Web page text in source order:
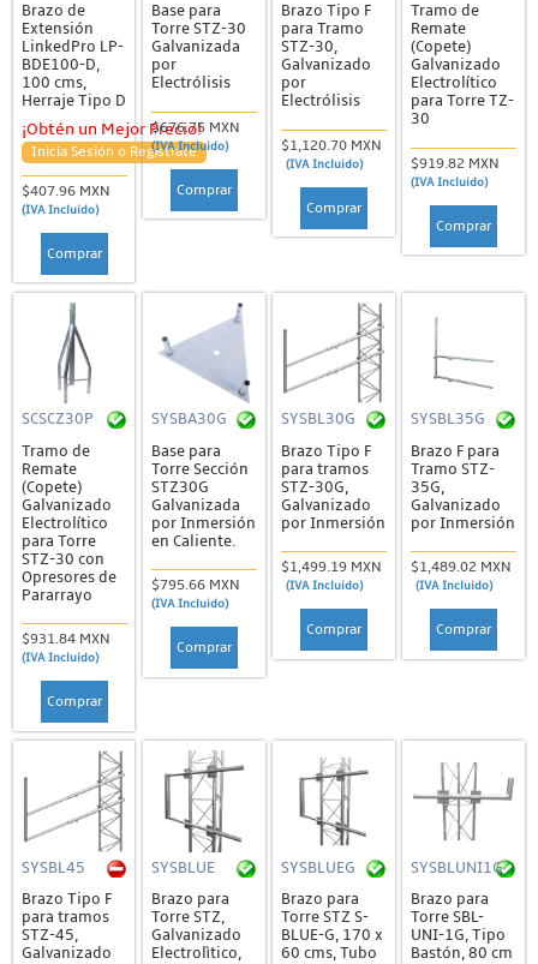
Brazo de
Extensión
LinkedPro LP-
BDE100-D,
100 cms,
Herraje Tipo D
¡Obtén un Mejor Precio!
Inicia Sesión o Regístrate
$407.96 MXN
(IVA Incluido)
Comprar
Base para
Torre STZ-30
Galvanizada
por
Electrólisis
$676.75 MXN
(IVA Incluido)
Comprar
Brazo Tipo F
para Tramo
STZ-30,
Galvanizado
por
Electrólisis
$1,120.70 MXN
(IVA Incluido)
Comprar
Tramo de
Remate
(Copete)
Galvanizado
Electrolítico
para Torre TZ-
30
$919.82 MXN
(IVA Incluido)
Comprar
SCSCZ30P
Tramo de
Remate
(Copete)
Galvanizado
Electrolítico
para Torre
STZ-30 con
Opresores de
Pararrayo
$931.84 MXN
(IVA Incluido)
Comprar
SYSBA30G
Base para
Torre Sección
STZ30G
Galvanizada
por Inmersión
en Caliente.
$795.66 MXN
(IVA Incluido)
Comprar
SYSBL30G
Brazo Tipo F
para tramos
STZ-30G,
Galvanizado
por Inmersión
$1,499.19 MXN
(IVA Incluido)
Comprar
SYSBL35G
Brazo F para
Tramo STZ-
35G,
Galvanizado
por Inmersión
$1,489.02 MXN
(IVA Incluido)
Comprar
SYSBL45
Brazo Tipo F
para tramos
STZ-45,
Galvanizado
SYSBLUE
Brazo para
Torre STZ,
Galvanizado
Electrolìtico,
SYSBLUEG
Brazo para
Torre STZ S-
BLUE-G, 170 x
60 cms, Tubo
SYSBLUNI1G
Brazo para
Torre SBL-
UNI-1G, Tipo
Bastón, 80 cm